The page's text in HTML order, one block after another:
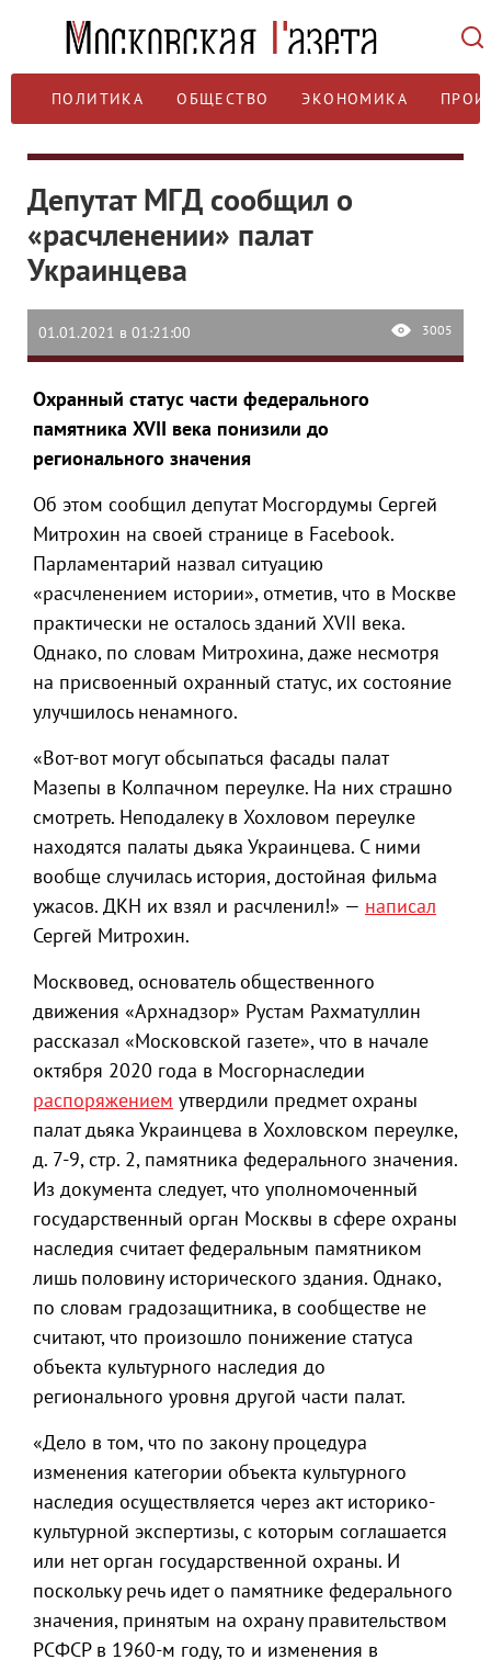
ПОЛИТИКА ОБЩЕСТВО ЭКОНОМИКА
Депутат МГД сообщил о
«расчленении» палат
Украинцева
01.01.2021 в 01:21:00 3005
Охранный статус части федерального
памятника XVII века понизили до
регионального значения
Об этом сообщил депутат Мосгордумы Сергей
Митрохин на своей странице в Facebook.
Парламентарий назвал ситуацию
«расчленением истории», отметив, что в Москве
практически не осталось зданий XVII века.
Однако, по словам Митрохина, даже несмотря
на присвоенный охранный статус, их состояние
улучшилось ненамного.
«Вот-вот могут обсыпаться фасады палат
Мазепы в Колпачном переулке. На них страшно
смотреть. Неподалеку в Хохловом переулке
находятся палаты дьяка Украинцева. С ними
вообще случилась история, достойная фильма
ужасов. ДКН их взял и расчленил!» — написал
Сергей Митрохин.
Москвовед, основатель общественного
движения «Архнадзор» Рустам Рахматуллин
рассказал «Московской газете», что в начале
октября 2020 года в Мосгорнаследии
распоряжением утвердили предмет охраны
палат дьяка Украинцева в Хохловском переулке,
д. 7-9, стр. 2, памятника федерального значения.
Из документа следует, что уполномоченный
государственный орган Москвы в сфере охраны
наследия считает федеральным памятником
лишь половину исторического здания. Однако,
по словам градозащитника, в сообществе не
считают, что произошло понижение статуса
объекта культурного наследия до
регионального уровня другой части палат.
«Дело в том, что по закону процедура
изменения категории объекта культурного
наследия осуществляется через акт историко-
культурной экспертизы, с которым соглашается
или нет орган государственной охраны. И
поскольку речь идет о памятнике федерального
значения, принятым на охрану правительством
РСФСР в 1960-м году, то и изменения в